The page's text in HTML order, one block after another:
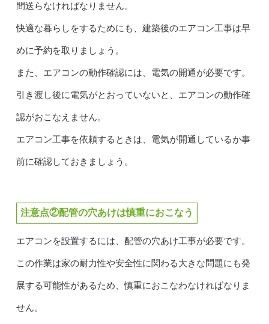
間送らなければなりません。
快適な暮らしをするためにも、建築後のエアコン工事は早
めに予約を取りましょう。
また、エアコンの動作確認には、電気の開通が必要です。
引き渡し後に電気がとおっていないと、エアコンの動作確
認がおこなえません。
エアコン工事を依頼するときは、電気が開通しているか事
前に確認しておきましょう。
注意点②配管の穴あけは慎重におこなう
エアコンを設置するには、配管の穴あけ工事が必要です。
この作業は家の耐力性や安全性に関わる大きな問題にも発
展する可能性があるため、慎重におこなわなければなりま
せん。